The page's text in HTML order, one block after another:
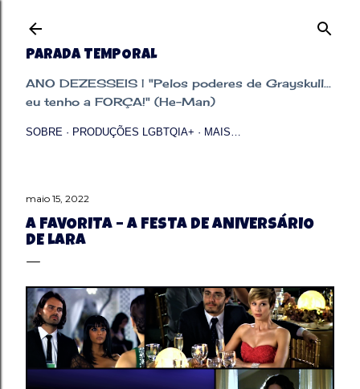
PARADA TEMPORAL
ANO DEZESSEIS | "Pelos poderes de Grayskull...
eu tenho a FORÇA!" (He-Man)
SOBRE PRODUÇÕES LGBTQIA+ MAIS…
maio 15, 2022
A FAVORITA – A FESTA DE ANIVERSÁRIO
DE LARA